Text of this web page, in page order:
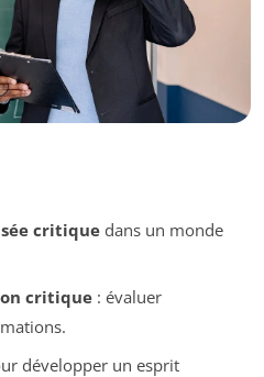
critiquedans un monde
critique: évaluer
développer un esprit